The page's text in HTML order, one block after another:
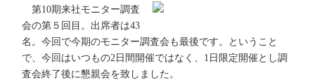
第10期来社モニター調査
会の第５回目。出席者は43
名。今回で今期のモニター調査会も最後です。ということ
で、今回はいつもの2日間開催ではなく、1日限定開催とし調
査会終了後に懇親会を致しました。